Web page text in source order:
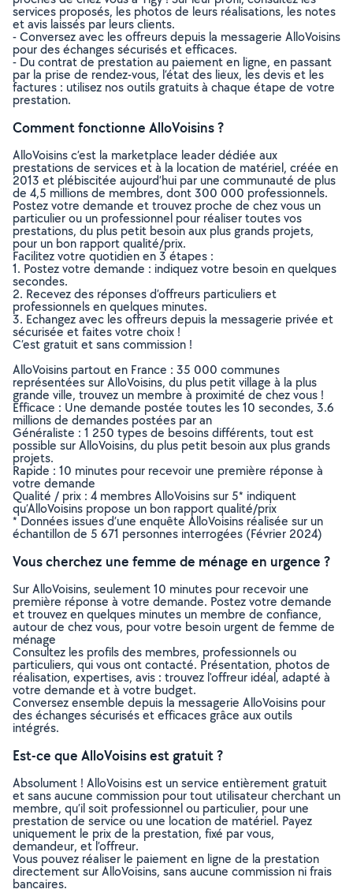
services proposés, les photos de leurs réalisations, les notes
et avis laissés par leurs clients.
- Conversez avec les offreurs depuis la messagerie AlloVoisins
pour des échanges sécurisés et efficaces.
- Du contrat de prestation au paiement en ligne, en passant
par la prise de rendez-vous, l’état des lieux, les devis et les
factures : utilisez nos outils gratuits à chaque étape de votre
prestation.
Comment fonctionne AlloVoisins ?
AlloVoisins c’est la marketplace leader dédiée aux
prestations de services et à la location de matériel, créée en
2013 et plébiscitée aujourd’hui par une communauté de plus
de 4,5 millions de membres, dont 300 000 professionnels.
Postez votre demande et trouvez proche de chez vous un
particulier ou un professionnel pour réaliser toutes vos
prestations, du plus petit besoin aux plus grands projets,
pour un bon rapport qualité/prix.
Facilitez votre quotidien en 3 étapes :
1. Postez votre demande : indiquez votre besoin en quelques
secondes.
2. Recevez des réponses d’offreurs particuliers et
professionnels en quelques minutes.
3. Echangez avec les offreurs depuis la messagerie privée et
sécurisée et faites votre choix !
C’est gratuit et sans commission !
AlloVoisins partout en France : 35 000 communes
représentées sur AlloVoisins, du plus petit village à la plus
grande ville, trouvez un membre à proximité de chez vous !
Efficace : Une demande postée toutes les 10 secondes, 3.6
millions de demandes postées par an
Généraliste : 1 250 types de besoins différents, tout est
possible sur AlloVoisins, du plus petit besoin aux plus grands
projets.
Rapide : 10 minutes pour recevoir une première réponse à
votre demande
Qualité / prix : 4 membres AlloVoisins sur 5* indiquent
qu’AlloVoisins propose un bon rapport qualité/prix
* Données issues d’une enquête AlloVoisins réalisée sur un
échantillon de 5 671 personnes interrogées (Février 2024)
Vous cherchez une femme de ménage en urgence ?
Sur AlloVoisins, seulement 10 minutes pour recevoir une
première réponse à votre demande. Postez votre demande
et trouvez en quelques minutes un membre de confiance,
autour de chez vous, pour votre besoin urgent de femme de
ménage
Consultez les profils des membres, professionnels ou
particuliers, qui vous ont contacté. Présentation, photos de
réalisation, expertises, avis : trouvez l'offreur idéal, adapté à
votre demande et à votre budget.
Conversez ensemble depuis la messagerie AlloVoisins pour
des échanges sécurisés et efficaces grâce aux outils
intégrés.
Est-ce que AlloVoisins est gratuit ?
Absolument ! AlloVoisins est un service entièrement gratuit
et sans aucune commission pour tout utilisateur cherchant un
membre, qu’il soit professionnel ou particulier, pour une
prestation de service ou une location de matériel. Payez
uniquement le prix de la prestation, fixé par vous,
demandeur, et l’offreur.
Vous pouvez réaliser le paiement en ligne de la prestation
directement sur AlloVoisins, sans aucune commission ni frais
bancaires.